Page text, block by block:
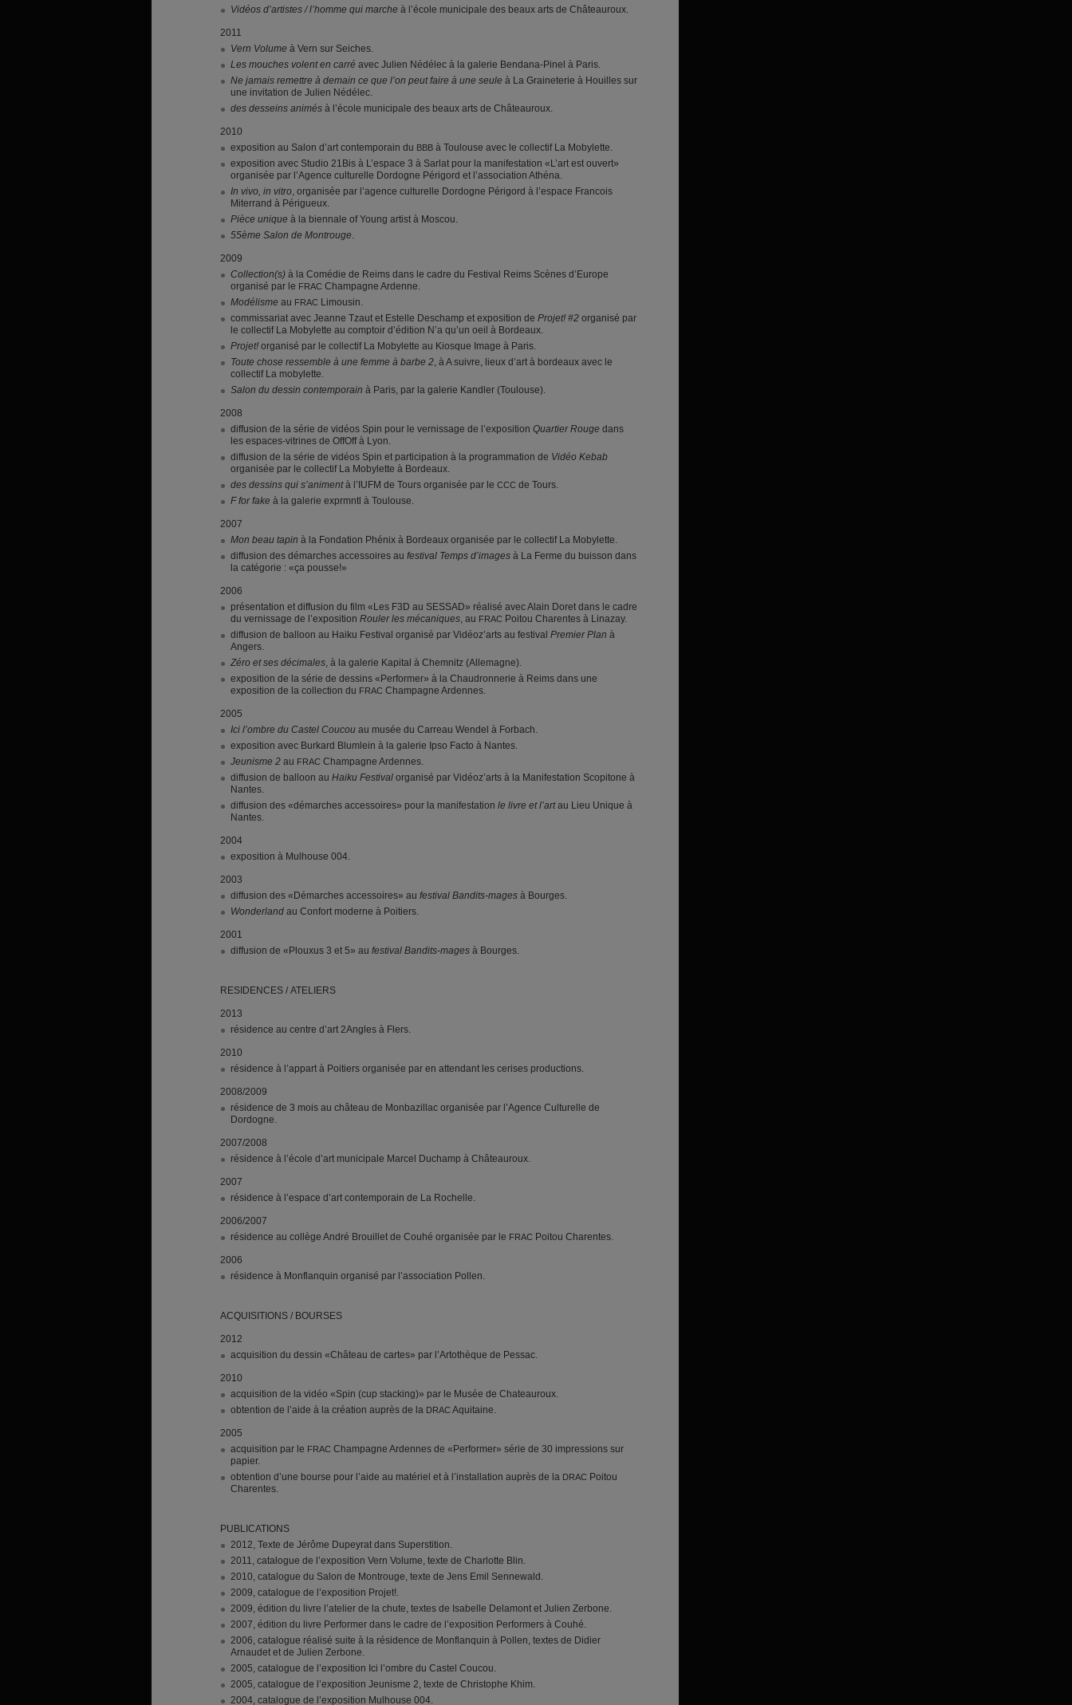
Vidéos d’artistes / l’homme qui marche à l’école municipale des beaux arts de Châteauroux.
2011
Vern Volume à Vern sur Seiches.
Les mouches volent en carré avec Julien Nédélec à la galerie Bendana-Pinel à Paris.
Ne jamais remettre à demain ce que l’on peut faire à une seule à La Graineterie à Houilles sur
une invitation de Julien Nédélec.
des desseins animés à l’école municipale des beaux arts de Châteauroux.
2010
exposition au Salon d’art contemporain du BBB à Toulouse avec le collectif La Mobylette.
exposition avec Studio 21Bis à L’espace 3 à Sarlat pour la manifestation «L’art est ouvert»
organisée par l’Agence culturelle Dordogne Périgord et l’association Athéna.
In vivo, in vitro, organisée par l’agence culturelle Dordogne Périgord à l’espace Francois
Miterrand à Périgueux.
Pièce unique à la biennale of Young artist à Moscou.
55ème Salon de Montrouge.
2009
Collection(s) à la Comédie de Reims dans le cadre du Festival Reims Scènes d’Europe
organisé par le FRAC Champagne Ardenne.
Modélisme au FRAC Limousin.
commissariat avec Jeanne Tzaut et Estelle Deschamp et exposition de Projet! #2 organisé par
le collectif La Mobylette au comptoir d’édition N’a qu’un oeil à Bordeaux.
Projet! organisé par le collectif La Mobylette au Kiosque Image à Paris.
Toute chose ressemble à une femme à barbe 2, à A suivre, lieux d’art à bordeaux avec le
collectif La mobylette.
Salon du dessin contemporain à Paris, par la galerie Kandler (Toulouse).
2008
diffusion de la série de vidéos Spin pour le vernissage de l’exposition Quartier Rouge dans
les espaces-vitrines de OffOff à Lyon.
diffusion de la série de vidéos Spin et participation à la programmation de Vidéo Kebab
organisée par le collectif La Mobylette à Bordeaux.
des dessins qui s’animentà l’IUFM de Tours organisée par le CCC de Tours.
F for fake à la galerie exprmntl à Toulouse.
2007
Mon beau tapin à la Fondation Phénix à Bordeaux organisée par le collectif La Mobylette.
diffusion des démarches accessoires au festival Temps d’images à La Ferme du buisson dans
la catégorie : «ça pousse!»
2006
présentation et diffusion du film «Les F3D au SESSAD» réalisé avec Alain Doret dans le cadre
du vernissage de l’exposition Rouler les mécaniques, au FRAC Poitou Charentes à Linazay.
diffusion de balloon au Haiku Festival organisé par Vidéoz’arts au festival Premier Plan à
Angers.
Zéro et ses décimales, à la galerie Kapital à Chemnitz (Allemagne).
exposition de la série de dessins «Performer» à la Chaudronnerie à Reims dans une
exposition de la collection du FRAC Champagne Ardennes.
2005
Ici l’ombre du Castel Coucou au musée du Carreau Wendel à Forbach.
exposition avec Burkard Blumlein à la galerie Ipso Facto à Nantes.
Jeunisme 2 au FRAC Champagne Ardennes.
diffusion de balloon au Haiku Festival organisé par Vidéoz’arts à la Manifestation Scopitone à
Nantes.
diffusion des «démarches accessoires» pour la manifestation le livre et l’artau Lieu Unique à
Nantes.
2004
exposition à Mulhouse 004.
2003
diffusion des «Démarches accessoires» au festival Bandits-mages à Bourges.
Wonderland au Confort moderne à Poitiers.
2001
diffusion de «Plouxus 3 et 5» au festival Bandits-mages à Bourges.
RESIDENCES / ATELIERS
2013
résidence au centre d’art 2Angles à Flers.
2010
résidence à l’appart à Poitiers organisée par en attendant les cerises productions.
2008/2009
résidence de 3 mois au château de Monbazillac organisée par l’Agence Culturelle de
Dordogne.
2007/2008
résidence à l’école d’art municipale Marcel Duchamp à Châteauroux.
2007
résidence à l’espace d’art contemporain de La Rochelle.
2006/2007
résidence au collège André Brouillet de Couhé organisée par le FRAC Poitou Charentes.
2006
résidence à Monflanquin organisé par l’association Pollen.
ACQUISITIONS / BOURSES
2012
acquisition du dessin «Château de cartes» par l’Artothèque de Pessac.
2010
acquisition de la vidéo «Spin (cup stacking)» par le Musée de Chateauroux.
obtention de l’aide à la création auprès de la DRACAquitaine.
2005
acquisition par le FRAC Champagne Ardennes de «Performer» série de 30 impressions sur
papier.
obtention d’une bourse pour l’aide au matériel et à l’installation auprès de la DRAC Poitou
Charentes.
PUBLICATIONS
2012, Texte de Jérôme Dupeyrat dans Superstition.
2011, catalogue de l’exposition Vern Volume, texte de Charlotte Blin.
2010, catalogue du Salon de Montrouge, texte de Jens Emil Sennewald.
2009, catalogue de l’exposition Projet!.
2009, édition du livre l’atelier de la chute, textes de Isabelle Delamont et Julien Zerbone.
2007, édition du livre Performer dans le cadre de l’exposition Performers à Couhé.
2006, catalogue réalisé suite à la résidence de Monflanquin à Pollen, textes de Didier
Arnaudet et de Julien Zerbone.
2005, catalogue de l’exposition Ici l’ombre du Castel Coucou.
2005, catalogue de l’exposition Jeunisme 2, texte de Christophe Khim.
2004, catalogue de l’exposition Mulhouse 004.